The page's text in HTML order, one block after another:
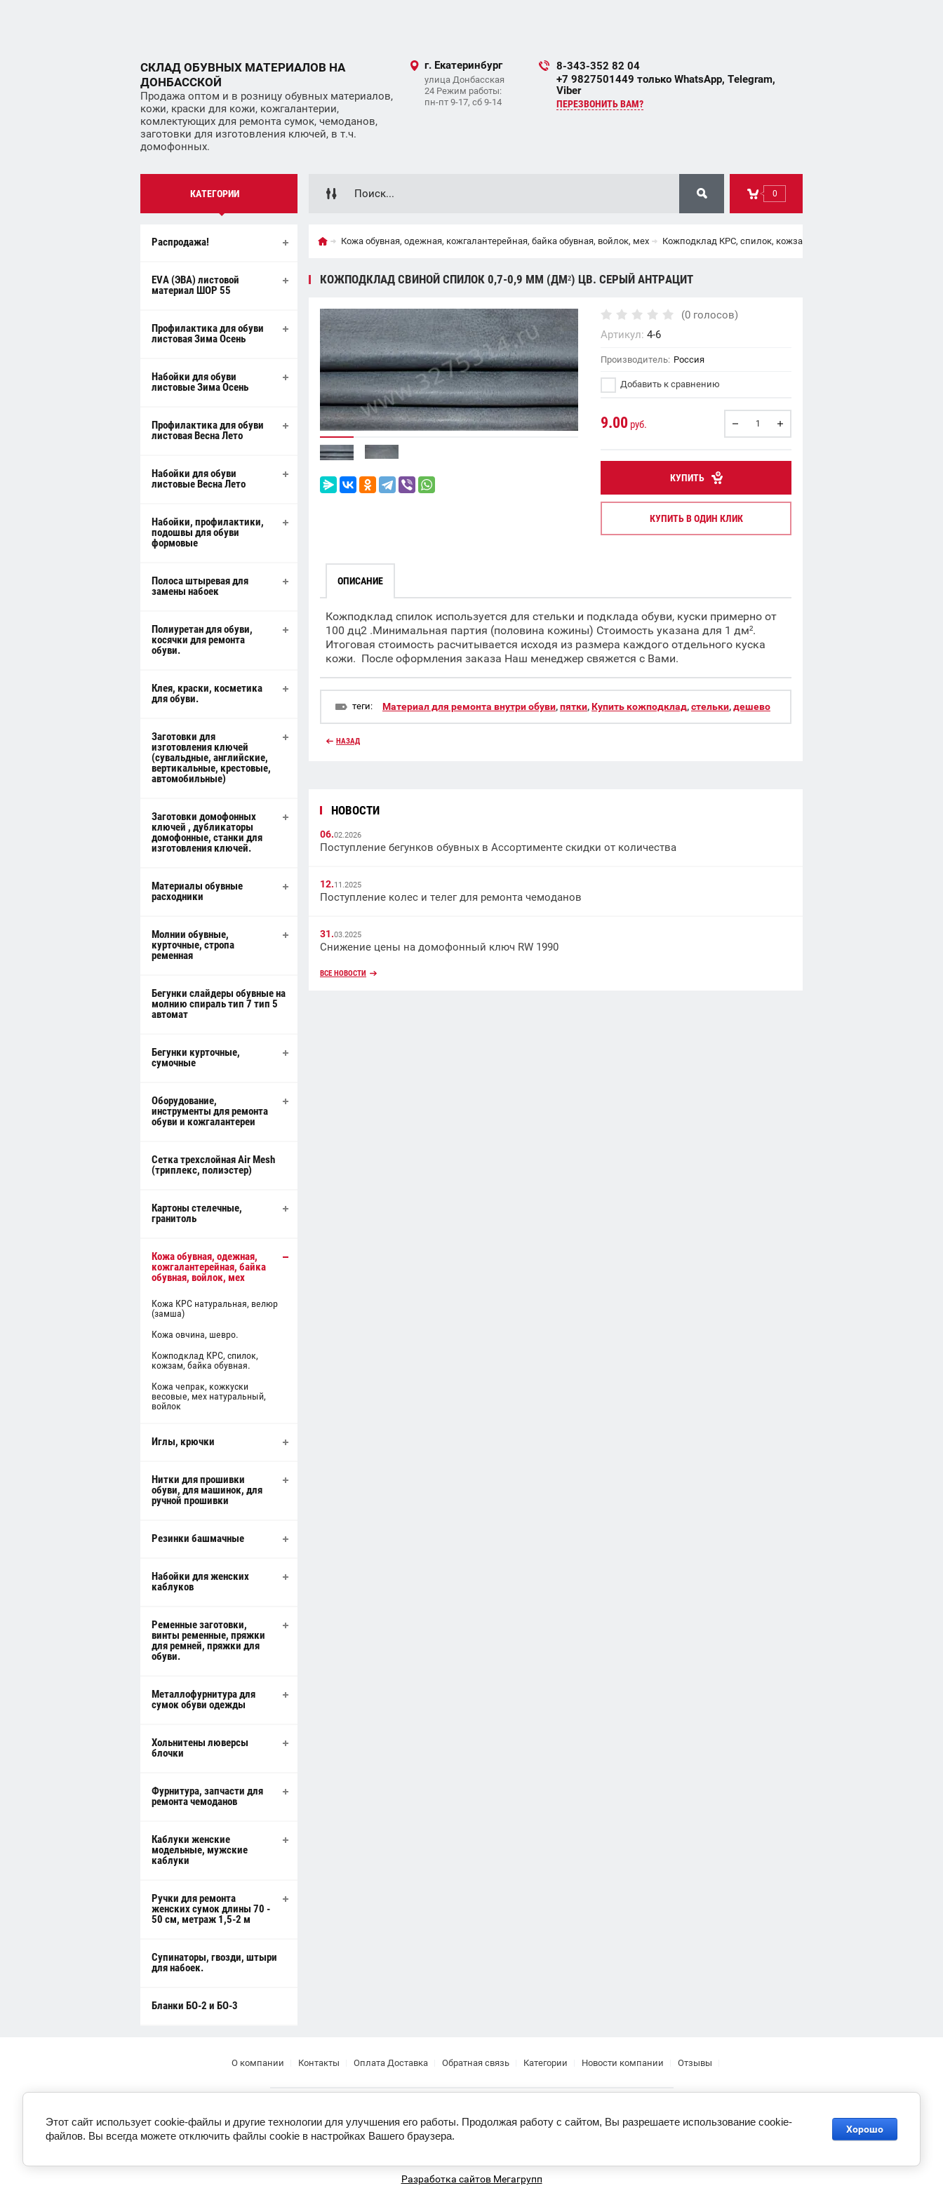
СКЛАД ОБУВНЫХ МАТЕРИАЛОВ НА
ДОНБАССКОЙ
Продажа оптом и в розницу обувных материалов,
кожи, краски для кожи, кожгалантерии,
комлектующих для ремонта сумок, чемоданов,
заготовки для изготовления ключей, в т.ч.
домофонных.
г. Екатеринбург
улица Донбасская
24 Режим работы:
пн-пт 9-17, сб 9-14
8-343-352 82 04
+7 9827501449 только WhatsApp, Telegram,
Viber
ПЕРЕЗВОНИТЬ ВАМ?
КАТЕГОРИИ 0
Распродажа!
EVA (ЭВА) листовой
материал ШОР 55
Профилактика для обуви
листовая Зима Осень
Набойки для обуви
листовые Зима Осень
Профилактика для обуви
листовая Весна Лето
Набойки для обуви
листовые Весна Лето
Набойки, профилактики,
подошвы для обуви
формовые
Полоса штыревая для
замены набоек
Полиуретан для обуви,
косячки для ремонта
обуви.
Клея, краски, косметика
для обуви.
Заготовки для
изготовления ключей
(сувальдные, английские,
вертикальные, крестовые,
автомобильные)
Заготовки домофонных
ключей , дубликаторы
домофонные, станки для
изготовления ключей.
Материалы обувные
расходники
Молнии обувные,
курточные, стропа
ременная
Бегунки слайдеры обувные на
молнию спираль тип 7 тип 5
автомат
Бегунки курточные,
сумочные
Оборудование,
инструменты для ремонта
обуви и кожгалантереи
Сетка трехслойная Air Mesh
(триплекс, полиэстер)
Картоны стелечные,
гранитоль
Кожа обувная, одежная,
кожгалантерейная, байка
обувная, войлок, мех
Кожа КРС натуральная, велюр
(замша)
Кожа овчина, шевро.
Кожподклад КРС, спилок,
кожзам, байка обувная.
Кожа чепрак, кожкуски
весовые, мех натуральный,
войлок
Иглы, крючки
Нитки для прошивки
обуви, для машинок, для
ручной прошивки
Резинки башмачные
Набойки для женских
каблуков
Ременные заготовки,
винты ременные, пряжки
для ремней, пряжки для
обуви.
Металлофурнитура для
сумок обуви одежды
Хольнитены люверсы
блочки
Фурнитура, запчасти для
ремонта чемоданов
Каблуки женские
модельные, мужские
каблуки
Ручки для ремонта
женских сумок длины 70 -
50 см, метраж 1,5-2 м
Супинаторы, гвозди, штыри
для набоек.
Бланки БО-2 и БО-3
Кожа обувная, одежная, кожгалантерейная, байка обувная, войлок, мех Кожподклад КРС, спилок, кожзам, байка обувная.
КОЖПОДКЛАД СВИНОЙ СПИЛОК 0,7-0,9 ММ (ДМ²) ЦВ. СЕРЫЙ АНТРАЦИТ
(0 голосов)
Артикул: 4-6
Производитель: Россия
Добавить к сравнению
9.00 руб.
КУПИТЬ
КУПИТЬ В ОДИН КЛИК
ОПИСАНИЕ
Кожподклад спилок используется для стельки и подклада обуви, куски примерно от
100 дц2 .Минимальная партия (половина кожины) Стоимость указана для 1 дм².
Итоговая стоимость расчитывается исходя из размера каждого отдельного куска
кожи. После оформления заказа Наш менеджер свяжется с Вами.
теги: Материал для ремонта внутри обуви,пятки, Купить кожподклад,стельки,дешево
НАЗАД
НОВОСТИ
06.02.2026
Поступление бегунков обувных в Ассортименте скидки от количества
12.11.2025
Поступление колес и телег для ремонта чемоданов
31.03.2025
Снижение цены на домофонный ключ RW 1990
ВСЕ НОВОСТИ
О компании Контакты Оплата Доставка Обратная связь Категории Новости компании Отзывы
Разработка сайтов Мегагрупп
Этот сайт использует cookie-файлы и другие технологии для улучшения его работы. Продолжая работу с сайтом, Вы разрешаете использование cookie-
файлов. Вы всегда можете отключить файлы cookie в настройках Вашего браузера.
Хорошо